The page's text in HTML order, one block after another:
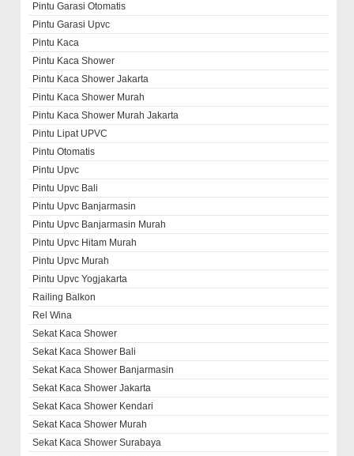
Pintu Garasi Otomatis
Pintu Garasi Upvc
Pintu Kaca
Pintu Kaca Shower
Pintu Kaca Shower Jakarta
Pintu Kaca Shower Murah
Pintu Kaca Shower Murah Jakarta
Pintu Lipat UPVC
Pintu Otomatis
Pintu Upvc
Pintu Upvc Bali
Pintu Upvc Banjarmasin
Pintu Upvc Banjarmasin Murah
Pintu Upvc Hitam Murah
Pintu Upvc Murah
Pintu Upvc Yogjakarta
Railing Balkon
Rel Wina
Sekat Kaca Shower
Sekat Kaca Shower Bali
Sekat Kaca Shower Banjarmasin
Sekat Kaca Shower Jakarta
Sekat Kaca Shower Kendari
Sekat Kaca Shower Murah
Sekat Kaca Shower Surabaya